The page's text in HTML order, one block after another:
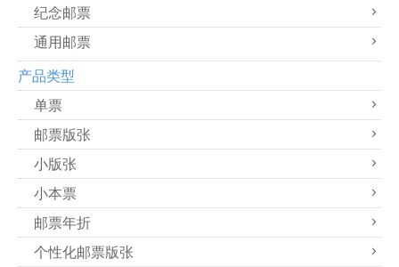
纪念邮票
通用邮票
产品类型
单票
邮票版张
小版张
小本票
邮票年折
个性化邮票版张